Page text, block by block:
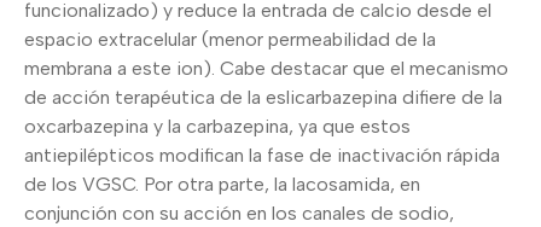
funcionalizado) y reduce la entrada de calcio desde el
espacio extracelular (menor permeabilidad de la
membrana a este ion). Cabe destacar que el mecanismo
de acción terapéutica de la eslicarbazepina difiere de la
oxcarbazepina y la carbazepina, ya que estos
antiepilépticos modifican la fase de inactivación rápida
de los VGSC. Por otra parte, la lacosamida, en
conjunción con su acción en los canales de sodio,